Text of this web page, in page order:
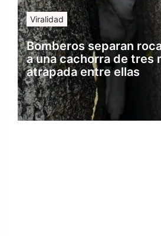
Viralidad
Bomberos separan
a una cachorra de tres
atrapada entre ellas